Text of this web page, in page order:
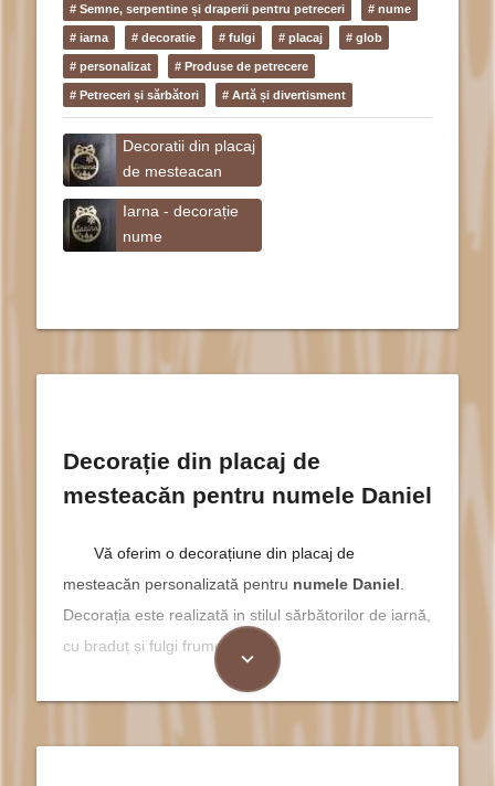
# Semne, serpentine și draperii pentru petreceri # nume
# iarna # decoratie # fulgi # placaj # glob
# personalizat # Produse de petrecere
# Petreceri și sărbători # Artă și divertisment
Decoratii din placaj
de mesteacan
Iarna - decorație
nume
expand_more
Decorație din placaj de
mesteacăn pentru numele Daniel
Vă oferim o decorațiune din placaj de
mesteacăn personalizată pentru numele Daniel.
Decorația este realizată in stilul sărbătorilor de iarnă,
cu braduț și fulgi frumoși.
putere și însemnătate, având